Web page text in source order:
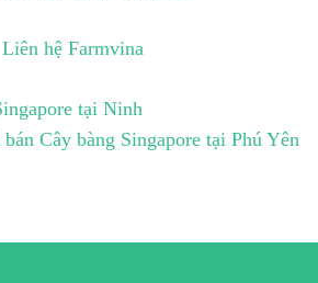
Liên hệ Farmvina
tại Ninh
bán Cây bàng Singapore tại Phú Yên